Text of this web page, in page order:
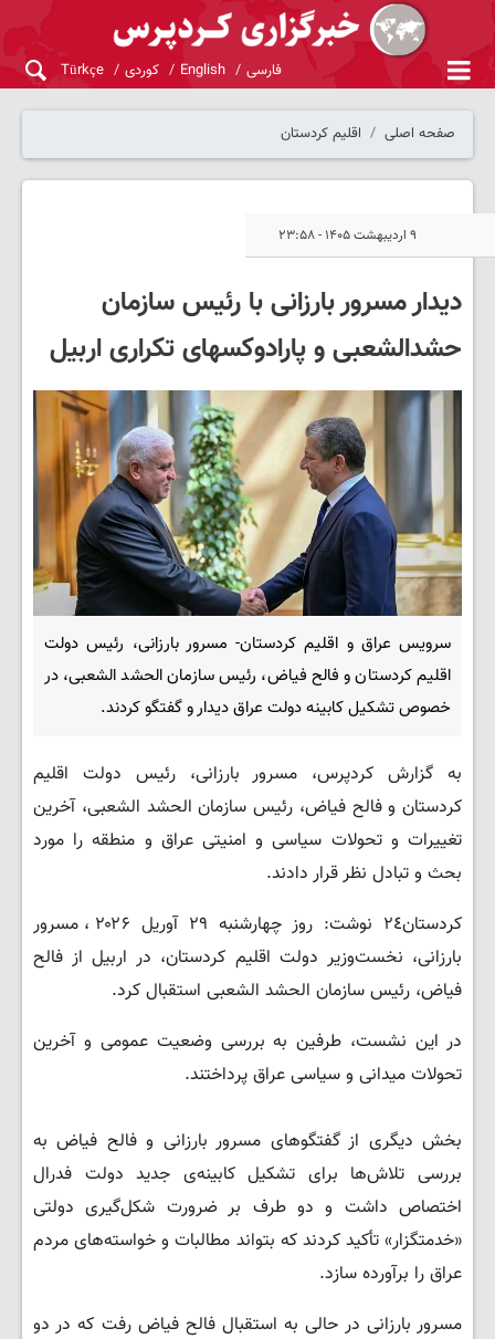
فارسی English کوردی Türkçe
صفحه اصلی اقلیم کردستان
۹ اردیبهشت ۱۴۰۵ - ۲۳:۵۸
دیدار مسرور بارزانی با رئیس سازمان
حشدالشعبی و پارادوکسهای تکراری اربیل
سرویس عراق و اقلیم کردستان- مسرور بارزانی، رئیس دولت
اقلیم کردستان و فالح فیاض، رئیس سازمان الحشد الشعبی، در
خصوص تشکیل کابینه دولت عراق دیدار و گفتگو کردند.
به گزارش کردپرس، مسرور بارزانی، رئیس دولت اقلیم
کردستان و فالح فیاض، رئیس سازمان الحشد الشعبی، آخرین
تغییرات و تحولات سیاسی و امنیتی عراق و منطقه را مورد
بحث و تبادل نظر قرار دادند.
کردستان۲٤ نوشت: روز چهارشنبه ۲۹ آوریل ۲۰۲۶، مسرور
بارزانی، نخست‌وزیر دولت اقلیم کردستان، در اربیل از فالح
فیاض، رئیس سازمان الحشد الشعبی استقبال کرد.
در این نشست، طرفین به بررسی وضعیت عمومی و آخرین
تحولات میدانی و سیاسی عراق پرداختند.
بخش دیگری از گفتگوهای مسرور بارزانی و فالح فیاض به
بررسی تلاش‌ها برای تشکیل کابینه‌ی جدید دولت فدرال
اختصاص داشت و دو طرف بر ضرورت شکل‌گیری دولتی
«خدمتگزار» تأکید کردند که بتواند مطالبات و خواسته‌های مردم
عراق را برآورده سازد.
مسرور بارزانی در حالی به استقبال فالح فیاض رفت که در دو